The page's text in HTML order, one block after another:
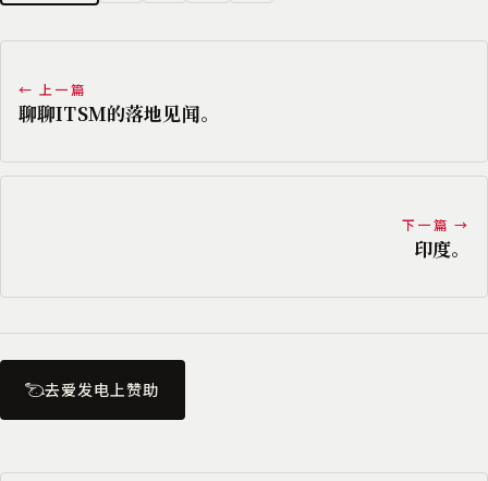
← 上一篇
聊聊ITSM的落地见闻。
下一篇 →
印度。
去爱发电上赞助